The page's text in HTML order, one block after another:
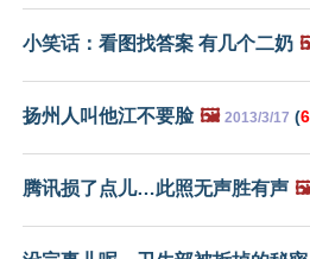
小笑话：看图找答案 有几个二奶
扬州人叫他江不要脸 🖼️ 2013/3/17 (
腾讯损了点儿…此照无声胜有声